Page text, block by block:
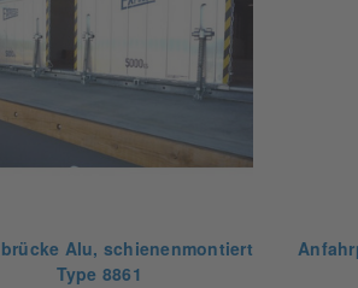
Alu, schienenmontiert
Type 8861